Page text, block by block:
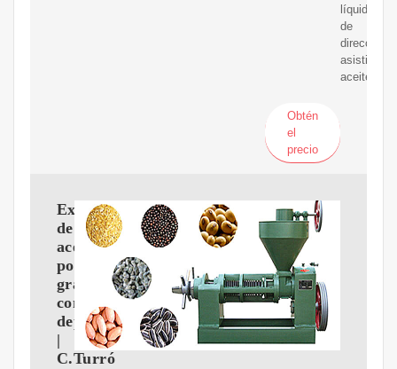
líquido
de
dirección
asistida,
aceite
Obtén
el
precio
Extractor
de
aceite
por
gravedad
con
depósito
|
C.Turró